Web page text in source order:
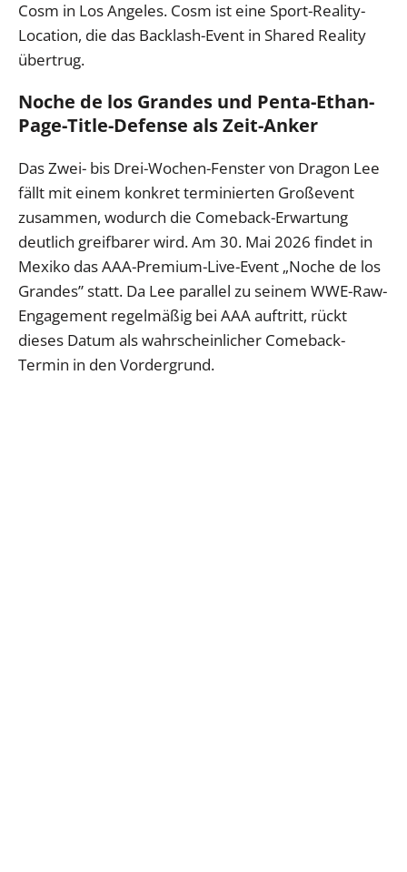
Cosm in Los Angeles. Cosm ist eine Sport-Reality-
Location, die das Backlash-Event in Shared Reality
übertrug.
Noche de los Grandes und Penta-Ethan-
Page-Title-Defense als Zeit-Anker
Das Zwei- bis Drei-Wochen-Fenster von Dragon Lee
fällt mit einem konkret terminierten Großevent
zusammen, wodurch die Comeback-Erwartung
deutlich greifbarer wird. Am 30. Mai 2026 findet in
Mexiko das AAA-Premium-Live-Event „Noche de los
Grandes” statt. Da Lee parallel zu seinem WWE-Raw-
Engagement regelmäßig bei AAA auftritt, rückt
dieses Datum als wahrscheinlicher Comeback-
Termin in den Vordergrund.